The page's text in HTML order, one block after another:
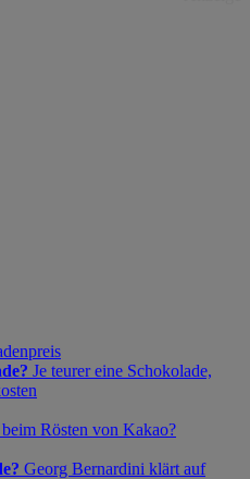
Je teurer eine Schokolade,
beim Rösten von Kakao?
Georg Bernardini klärt auf